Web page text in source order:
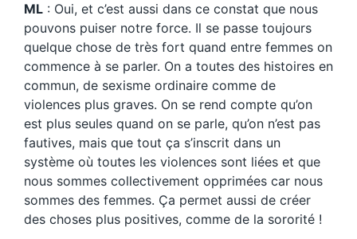
ML : Oui, et c’est aussi dans ce constat que nous
pouvons puiser notre force. Il se passe toujours
quelque chose de très fort quand entre femmes on
commence à se parler. On a toutes des histoires en
commun, de sexisme ordinaire comme de
violences plus graves. On se rend compte qu’on
est plus seules quand on se parle, qu’on n’est pas
fautives, mais que tout ça s’inscrit dans un
système où toutes les violences sont liées et que
nous sommes collectivement opprimées car nous
sommes des femmes. Ça permet aussi de créer
des choses plus positives, comme de la sororité !